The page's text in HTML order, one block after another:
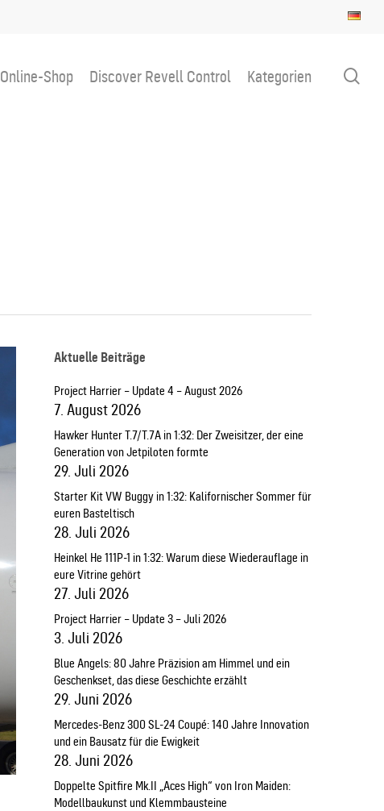
Online-Shop Discover Revell Control Kategorien
Aktuelle Beiträge
Project Harrier – Update 4 – August 2026
7. August 2026
Hawker Hunter T.7/T.7A in 1:32: Der Zweisitzer, der eine
Generation von Jetpiloten formte
29. Juli 2026
Starter Kit VW Buggy in 1:32: Kalifornischer Sommer für
euren Basteltisch
28. Juli 2026
Heinkel He 111P-1 in 1:32: Warum diese Wiederauflage in
eure Vitrine gehört
27. Juli 2026
Project Harrier – Update 3 – Juli 2026
3. Juli 2026
Blue Angels: 80 Jahre Präzision am Himmel und ein
Geschenkset, das diese Geschichte erzählt
29. Juni 2026
Mercedes-Benz 300 SL-24 Coupé: 140 Jahre Innovation
und ein Bausatz für die Ewigkeit
28. Juni 2026
Doppelte Spitfire Mk.II „Aces High“ von Iron Maiden:
Modellbaukunst und Klemmbausteine